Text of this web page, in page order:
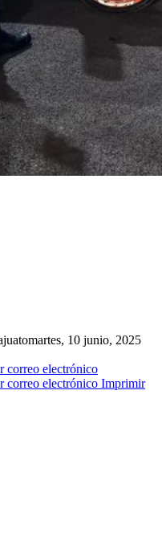
martes, 10 junio, 2025
correo electrónico
correo electrónico Imprimir